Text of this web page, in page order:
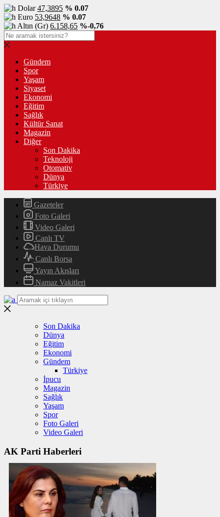
Dolar47,3895 % 0.07
Euro 53,9648 % 0.07
Altın (Gr) 6.158,65 %-0,76
Gündem
Spor
Yaşam
Siyaset
Ekonomi
Eğitim
Sağlık
Kültür Sanat
Magazin
Diğer
Son Dakika
Teknoloji
Otomativ
Dünya
Türkiye
Gazeteler
Foto Galeri
Video Galeri
Canlı TV
Hava Durumu
Canlı Borsa
Yayın Akışları
Namaz Vakitleri
Son Dakika
Dünya
Eğitim
Ekonomi
Gündem
Türkiye
İpucu
Magazin
Sağlık
Yaşam
Spor
Foto Galeri
Video Galeri
AK Parti Haberleri